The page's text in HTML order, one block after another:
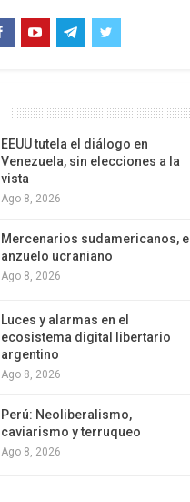
EEUU tutela el diálogo en
Venezuela, sin elecciones a la
vista
Ago 8, 2026
Mercenarios sudamericanos, el
anzuelo ucraniano
Ago 8, 2026
Luces y alarmas en el
ecosistema digital libertario
argentino
Ago 8, 2026
Perú: Neoliberalismo,
caviarismo y terruqueo
Ago 8, 2026